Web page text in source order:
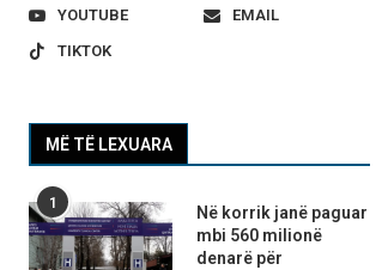
YOUTUBE
EMAIL
TIKTOK
MË TË LEXUARA
1
Në korrik janë paguar
mbi 560 milionë
denarë për